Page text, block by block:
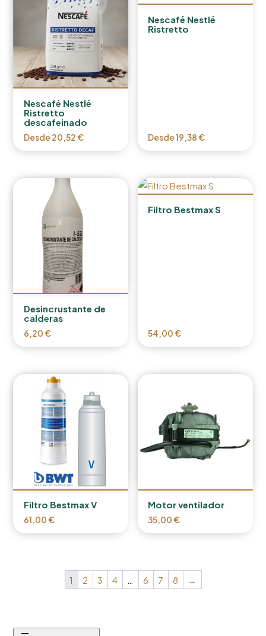
Nescafé Nestlé
Ristretto
descafeinado
Desde20,52€
Nescafé Nestlé
Ristretto
Desde19,38€
Desincrustante de
calderas
6,20€
Filtro Bestmax S
54,00€
Filtro Bestmax V
61,00€
Motor ventilador
35,00€
1 2 3 4 6 7 8 →